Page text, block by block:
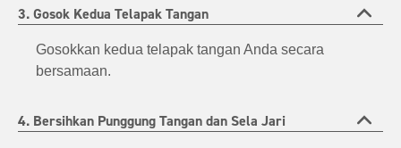
3. Gosok Kedua Telapak Tangan
Gosokkan kedua telapak tangan Anda secara
bersamaan.
4. Bersihkan Punggung Tangan dan Sela Jari